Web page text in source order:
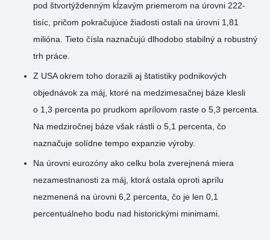
pod štvortýždenným kĺzavým priemerom na úrovni 222-
tisíc, pričom pokračujúce žiadosti ostali na úrovni 1,81
milióna. Tieto čísla naznačujú dlhodobo stabilný a robustný
trh práce.
Z USA okrem toho dorazili aj štatistiky podnikových
objednávok za máj, ktoré na medzimesačnej báze klesli
o 1,3 percenta po prudkom aprílovom raste o 5,3 percenta.
Na medziročnej báze však rástli o 5,1 percenta, čo
naznačuje solídne tempo expanzie výroby.
Na úrovni eurozóny ako celku bola zverejnená miera
nezamestnanosti za máj, ktorá ostala oproti aprílu
nezmenená na úrovni 6,2 percenta, čo je len 0,1
percentuálneho bodu nad historickými minimami.